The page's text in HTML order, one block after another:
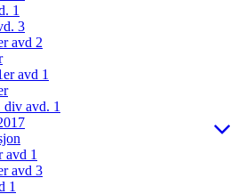
1
3
avd 2
avd 1
div avd. 1
avd 1
avd 3
1